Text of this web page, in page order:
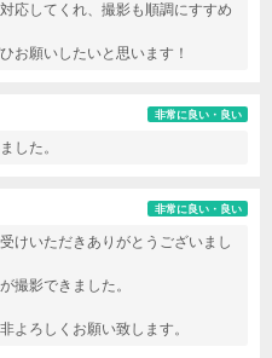
応してくれ、撮影も順調にすすめ
お願いしたいと思います！
非常に良い・良い
した。
非常に良い・良い
けいただきありがとうございまし
撮影できました。
よろしくお願い致します。